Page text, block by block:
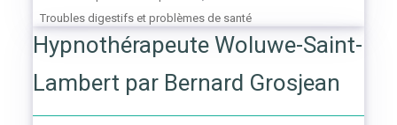
Troubles digestifs et problèmes de santé
Hypnothérapeute Woluwe-Saint-
Lambert par Bernard Grosjean